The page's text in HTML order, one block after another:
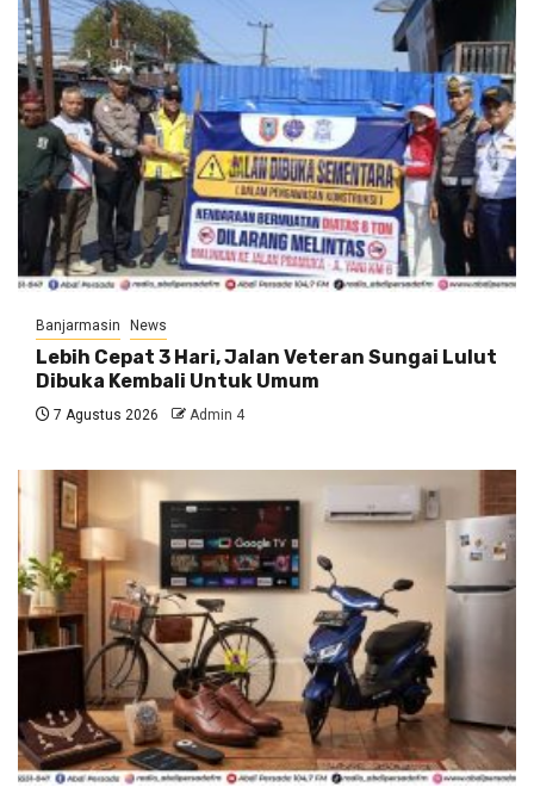
Banjarmasin News
Lebih Cepat 3 Hari, Jalan Veteran Sungai Lulut
Dibuka Kembali Untuk Umum
7 Agustus 2026 Admin 4